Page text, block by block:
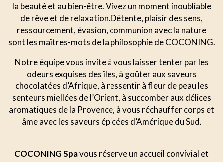
la beauté et au bien-être. Vivez un moment inoubliable
de rêve et de relaxation.Détente, plaisir des sens,
ressourcement, évasion, communion avec la nature
sont les maîtres-mots de la philosophie de COCONING.
Notre équipe vous invite à vous laisser tenter par les
odeurs exquises des îles, à goûter aux saveurs
chocolatées d’Afrique, à ressentir à fleur de peau les
senteurs miellées de l’Orient, à succomber aux délices
aromatiques de la Provence, à vous réchauffer corps et
âme avec les saveurs épicées d’Amérique du Sud.
COCONING Spavous réserve un accueil convivial et